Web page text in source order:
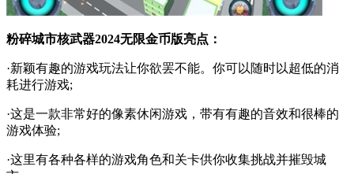
粉碎城市核武器2024无限金币版亮点：
·新颖有趣的游戏玩法让你欲罢不能。你可以随时以超低的消
耗进行游戏;
·这是一款非常好的像素休闲游戏，带有有趣的音效和很棒的
游戏体验;
·这里有各种各样的游戏角色和关卡供你收集挑战并摧毁城